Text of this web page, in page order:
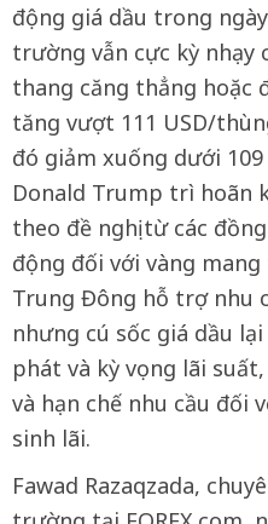
động giá dầu trong
trường vẫn cực kỳ nhạy
thang căng thẳng hoặc
tăng vượt 111 USD/
đó giảm xuống dưới
Donald Trump trì hoãn
theo đề nghị từ các
động đối với vàng
Trung Đông hỗ trợ nhu
nhưng cú sốc giá dầu
phát và kỳ vọng lãi
và hạn chế nhu cầu đối
sinh lãi.
Fawad Razaqzada,